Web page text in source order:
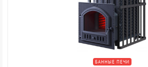
БАННЫЕ ПЕЧИ